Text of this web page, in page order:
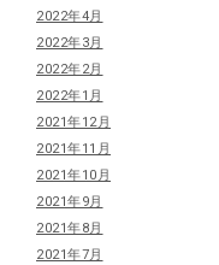
2022年4月
2022年3月
2022年2月
2022年1月
2021年12月
2021年11月
2021年10月
2021年9月
2021年8月
2021年7月